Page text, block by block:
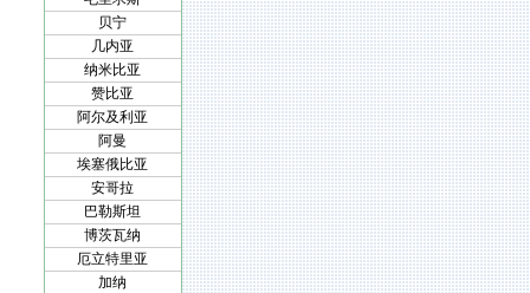
贝宁
几内亚
纳米比亚
赞比亚
阿尔及利亚
阿曼
埃塞俄比亚
安哥拉
巴勒斯坦
博茨瓦纳
厄立特里亚
加纳